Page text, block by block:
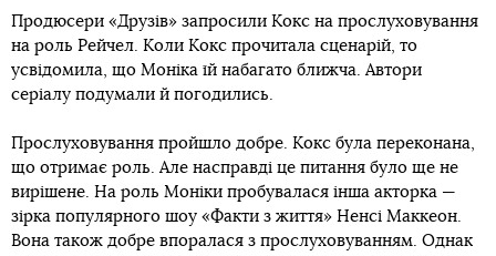
Продюсери «Друзів» запросили Кокс на прослуховування
на роль Рейчел. Коли Кокс прочитала сценарій, то
усвідомила, що Моніка їй набагато ближча. Автори
серіалу подумали й погодились.
Прослуховування пройшло добре. Кокс була переконана,
що отримає роль. Але насправді це питання було ще не
вирішене. На роль Моніки пробувалася інша акторка —
зірка популярного шоу «Факти з життя» Ненсі Маккеон.
Вона також добре впоралася з прослуховуванням. Однак